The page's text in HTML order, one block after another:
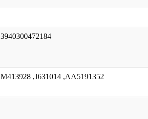
3940300472184
M413928 ,J631014 ,AA5191352